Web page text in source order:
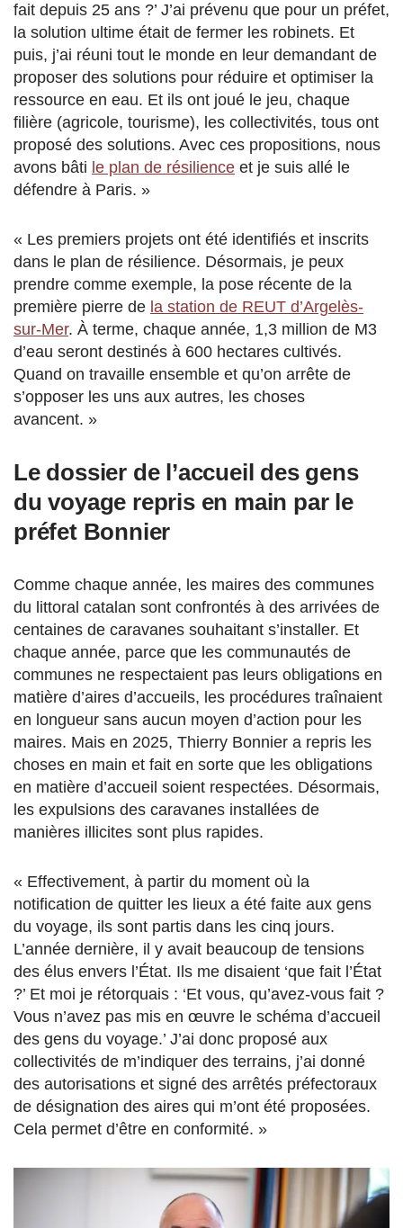
fait depuis 25 ans ?’ J’ai prévenu que pour un préfet,
la solution ultime était de fermer les robinets. Et
puis, j’ai réuni tout le monde en leur demandant de
proposer des solutions pour réduire et optimiser la
ressource en eau. Et ils ont joué le jeu, chaque
filière (agricole, tourisme), les collectivités, tous ont
proposé des solutions. Avec ces propositions, nous
avons bâti le plan de résilience et je suis allé le
défendre à Paris. »
« Les premiers projets ont été identifiés et inscrits
dans le plan de résilience. Désormais, je peux
prendre comme exemple, la pose récente de la
première pierre de la station de REUT d’Argelès-
sur-Mer. À terme, chaque année, 1,3 million de M3
d’eau seront destinés à 600 hectares cultivés.
Quand on travaille ensemble et qu’on arrête de
s’opposer les uns aux autres, les choses
avancent. »
Le dossier de l’accueil des gens
du voyage repris en main par le
préfet Bonnier
Comme chaque année, les maires des communes
du littoral catalan sont confrontés à des arrivées de
centaines de caravanes souhaitant s’installer. Et
chaque année, parce que les communautés de
communes ne respectaient pas leurs obligations en
matière d’aires d’accueils, les procédures traînaient
en longueur sans aucun moyen d’action pour les
maires. Mais en 2025, Thierry Bonnier a repris les
choses en main et fait en sorte que les obligations
en matière d’accueil soient respectées. Désormais,
les expulsions des caravanes installées de
manières illicites sont plus rapides.
« Effectivement, à partir du moment où la
notification de quitter les lieux a été faite aux gens
du voyage, ils sont partis dans les cinq jours.
L’année dernière, il y avait beaucoup de tensions
des élus envers l’État. Ils me disaient ‘que fait l’État
?’ Et moi je rétorquais : ‘Et vous, qu’avez-vous fait ?
Vous n’avez pas mis en œuvre le schéma d’accueil
des gens du voyage.’ J’ai donc proposé aux
collectivités de m’indiquer des terrains, j’ai donné
des autorisations et signé des arrêtés préfectoraux
de désignation des aires qui m’ont été proposées.
Cela permet d’être en conformité. »